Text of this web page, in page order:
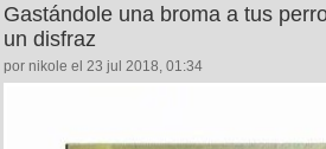
Gastándole una broma a tus
un disfraz
por nikole el 23 jul 2018, 01:34